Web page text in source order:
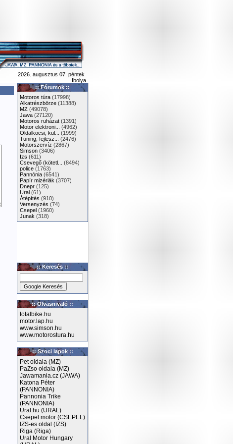
2026. augusztus 07. péntek
Ibolya
:: Fórumok ::
Motoros túra (17998)
Alkatrészbörze (11388)
MZ (49078)
Jawa (27120)
Motoros ruházat (1391)
Motor elektroni...
(4962)
Oldalkocsi, kul...
(1999)
Tuning, fejlesz...
(2476)
Motorszervíz (2867)
Simson (3406)
Izs (611)
Csevegő (kötetl...
(8494)
police (1763)
Pannónia (6541)
Papír mizériák (3707)
Dnepr (125)
Ural (61)
Átépítés (910)
Versenyzés (74)
Csepel (1960)
Junak (318)
:: Keresés ::
:: Olvasnivaló ::
totalbike.hu
motor.lap.hu
www.simson.hu
www.motorostura.hu
:: Szoci lapok ::
Pet oldala (MZ)
PaZso oldala (MZ)
Jawamania.cz (JAWA)
Katona Péter
(PANNONIA)
Pannonia Trike
(PANNONIA)
Ural.hu (URAL)
Csepel motor (CSEPEL)
IZS-es oldal (IZS)
Riga (Riga)
Ural Motor Hungary